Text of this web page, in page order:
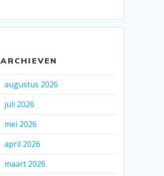
ARCHIEVEN
augustus 2026
juli 2026
mei 2026
april 2026
maart 2026